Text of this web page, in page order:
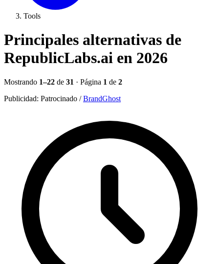
Tools
Principales alternativas de
RepublicLabs.ai en 2026
Mostrando 1–22 de 31 · Página 1 de 2
Publicidad: Patrocinado / BrandGhost